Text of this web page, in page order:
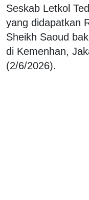
Seskab Letkol
yang didapatkan
Sheikh Saoud
di Kemenhan,
(2/6/2026).